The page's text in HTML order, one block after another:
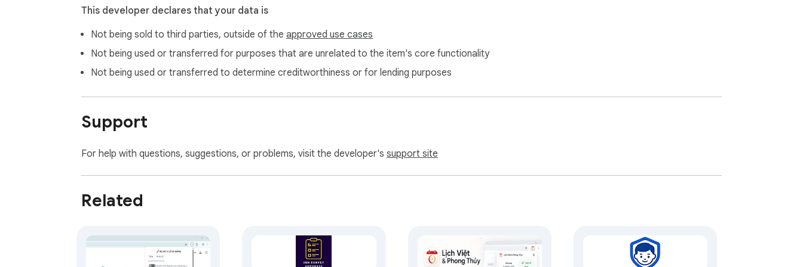
This developer declares that your data is
Not being sold to third parties, outside of the approved use cases
Not being used or transferred for purposes that are unrelated to the item's core functionality
Not being used or transferred to determine creditworthiness or for lending purposes
Support
For help with questions, suggestions, or problems, visit the developer's support site
Related